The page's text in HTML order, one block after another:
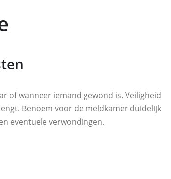
of wanneer iemand gewond is. Veiligheid
Benoem voor de meldkamer duidelijk
eventuele verwondingen.